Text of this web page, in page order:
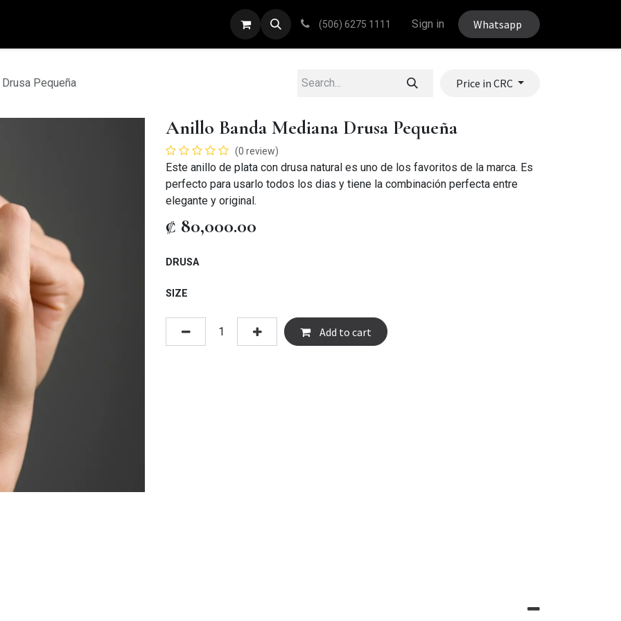
PULSERAS (506) 6275 1111 Sign in Whatsapp
Pequeña Price in CRC
Anillo Banda Mediana Drusa Pequeña
(0 review)
Este anillo de plata con drusa natural es uno de los favoritos de la marca. Es
perfecto para usarlo todos los dias y tiene la combinación perfecta entre
elegante y original.
₡ 80,000.00
DRUSA
SIZE
Add to cart